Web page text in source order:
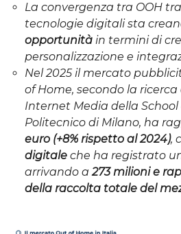
La convergenza tra OOH
tecnologie digitali sta
opportunità in termini di
personalizzazione e
Nel 2025 il mercato
of Home, secondo la ricerca
Internet Media della
Politecnico di Milano, ha
euro (+8% rispetto al 2024),
digitale che ha registrato
arrivando a273 milioni e
della raccolta totale del